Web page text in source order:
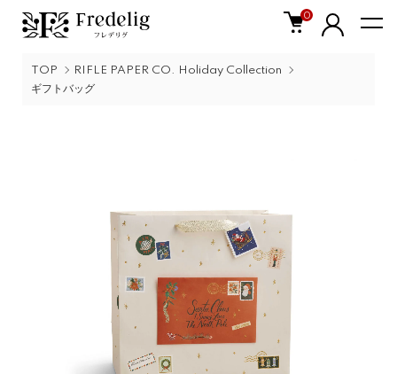
0
TOP
RIFLE PAPER CO. Holiday Collection
ギフトバッグ